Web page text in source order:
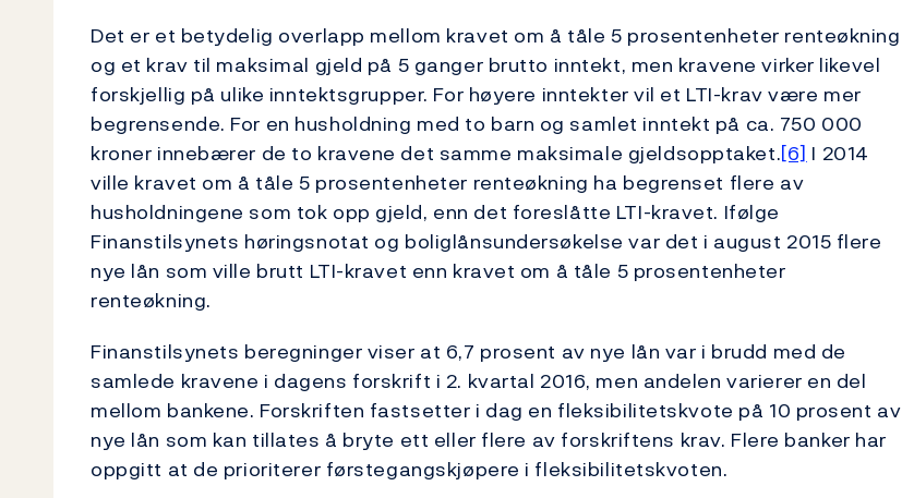
Det er et betydelig overlapp mellom kravet om å tåle 5 prosentenheter renteøkning
og et krav til maksimal gjeld på 5 ganger brutto inntekt, men kravene virker likevel
forskjellig på ulike inntektsgrupper. For høyere inntekter vil et LTI-krav være mer
begrensende. For en husholdning med to barn og samlet inntekt på ca. 750 000
kroner innebærer de to kravene det samme maksimale gjeldsopptaket.[6] I 2014
ville kravet om å tåle 5 prosentenheter renteøkning ha begrenset flere av
husholdningene som tok opp gjeld, enn det foreslåtte LTI-kravet. Ifølge
Finanstilsynets høringsnotat og boliglånsundersøkelse var det i august 2015 flere
nye lån som ville brutt LTI-kravet enn kravet om å tåle 5 prosentenheter
renteøkning.
Finanstilsynets beregninger viser at 6,7 prosent av nye lån var i brudd med de
samlede kravene i dagens forskrift i 2. kvartal 2016, men andelen varierer en del
mellom bankene. Forskriften fastsetter i dag en fleksibilitetskvote på 10 prosent av
nye lån som kan tillates å bryte ett eller flere av forskriftens krav. Flere banker har
oppgitt at de prioriterer førstegangskjøpere i fleksibilitetskvoten.